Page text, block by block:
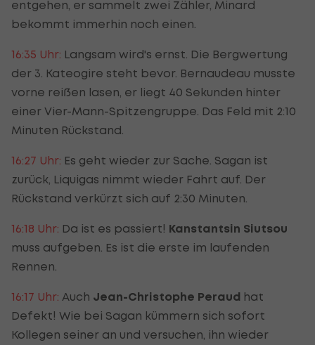
entgehen, er sammelt zwei Zähler, Minard
bekommt immerhin noch einen.
16:35 Uhr: Langsam wird's ernst. Die Bergwertung
der 3. Kateogire steht bevor. Bernaudeau musste
vorne reißen lasen, er liegt 40 Sekunden hinter
einer Vier-Mann-Spitzengruppe. Das Feld mit 2:10
Minuten Rückstand.
16:27 Uhr: Es geht wieder zur Sache. Sagan ist
zurück, Liquigas nimmt wieder Fahrt auf. Der
Rückstand verkürzt sich auf 2:30 Minuten.
16:18 Uhr: Da ist es passiert! Kanstantsin Siutsou
muss aufgeben. Es ist die erste im laufenden
Rennen.
16:17 Uhr: Auch Jean-Christophe Peraud hat
Defekt! Wie bei Sagan kümmern sich sofort
Kollegen seiner an und versuchen, ihn wieder